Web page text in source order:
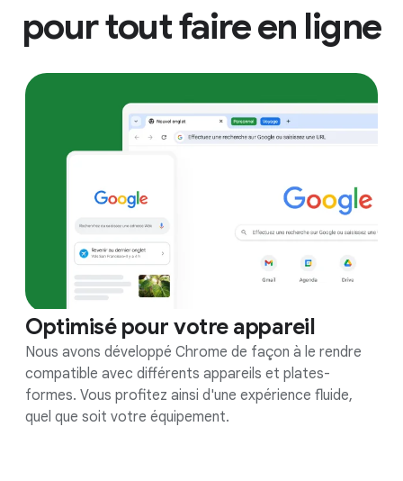
pour tout faire en ligne
Optimisé pour votre appareil
Nous avons développé Chrome de façon à le rendre
compatible avec différents appareils et plates-
formes. Vous profitez ainsi d'une expérience fluide,
quel que soit votre équipement.